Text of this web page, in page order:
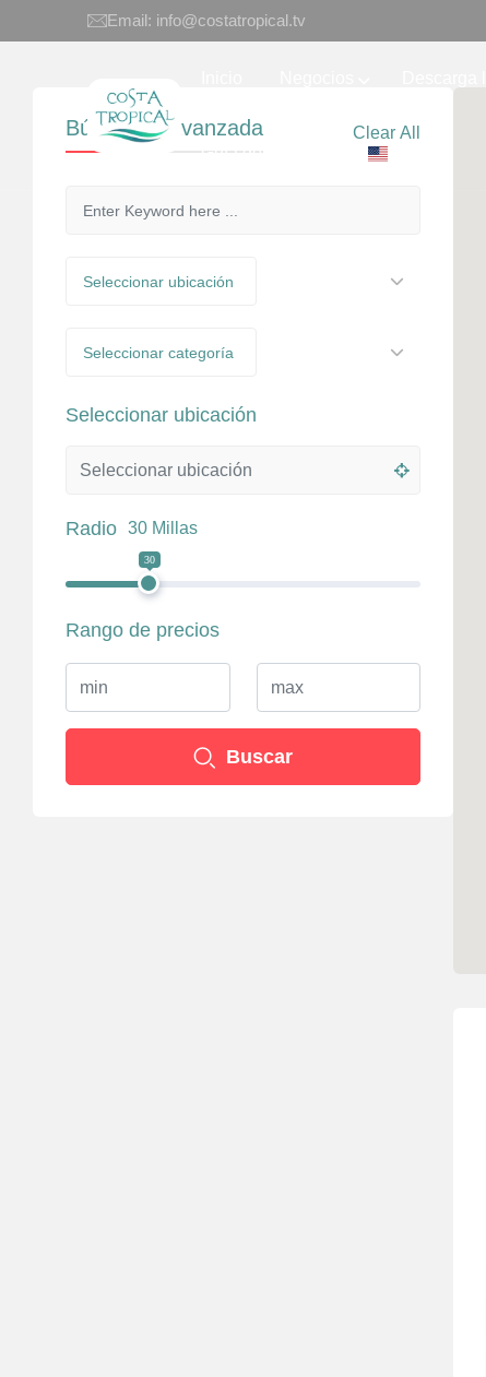
Email: info@costatropical.tv
Búsqueda avanzada Clear All
Seleccionar ubicación
Seleccionar categoría
Seleccionar ubicación
Radio 30 Millas
30
Rango de precios
Buscar